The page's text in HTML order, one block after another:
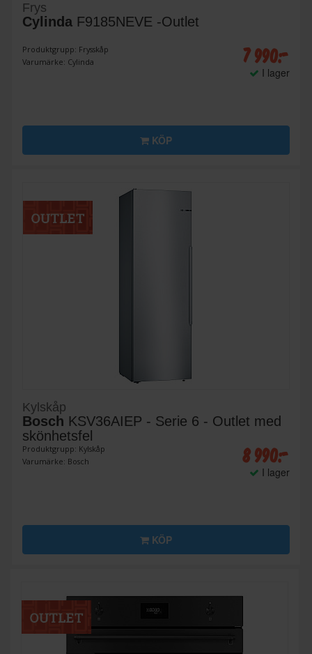
Frys
Cylinda F9185NEVE -Outlet
Produktgrupp: Frysskåp
Varumärke: Cylinda
7 990:-
I lager
KÖP
Kylskåp
Bosch KSV36AIEP - Serie 6 - Outlet med
skönhetsfel
Produktgrupp: Kylskåp
Varumärke: Bosch
8 990:-
I lager
KÖP